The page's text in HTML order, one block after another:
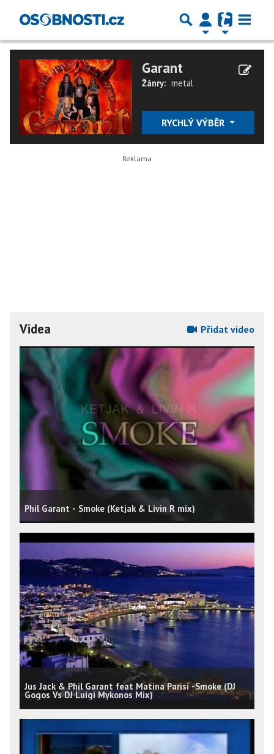
Garant
Žánry: metal
RYCHLÝ VÝBĚR
Videa Přidat video
Phil Garant - Smoke (Ketjak & Livin R mix)
Jus Jack & Phil Garant feat Matina Parisi -Smoke (DJ
Gogos Vs DJ Luigi Mykonos Mix)